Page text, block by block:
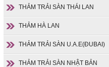
THẢM TRẢI SÀN THÁI LAN
THẢM HÀ LAN
THẢM TRẢI SÀN U.A.E(ĐUBAI)
THẢM TRẢI SÀN NHẬT BẢN